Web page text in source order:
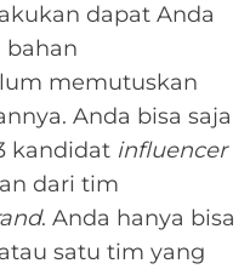
dapat Anda
bahan
memutuskan
Anda bisa saja
kandidat influencer
dari tim
. Anda hanya bisa
satu tim yang